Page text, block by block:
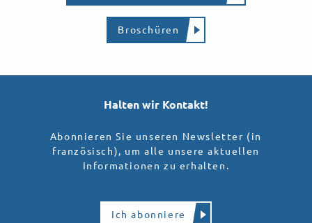
Broschüren
Halten wir Kontakt!
Abonnieren Sie unseren Newsletter (in
französisch), um alle unsere aktuellen
Informationen zu erhalten.
Ich abonniere